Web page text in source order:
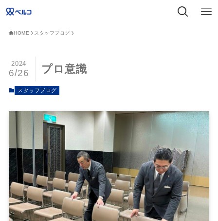
HOME スタッフブログ
プロ意識
2024
6/26
スタッフブログ